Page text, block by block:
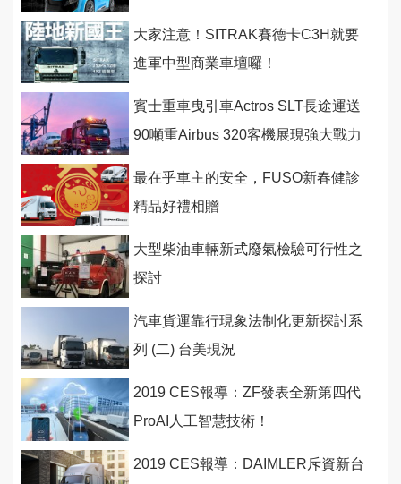
大家注意！SITRAK賽德卡C3H就要
進軍中型商業車壇囉！
賓士重車曳引車Actros SLT長途運送
90噸重Airbus 320客機展現強大戰力
最在乎車主的安全，FUSO新春健診
精品好禮相贈
大型柴油車輛新式廢氣檢驗可行性之
探討
汽車貨運靠行現象法制化更新探討系
列 (二) 台美現況
2019 CES報導：ZF發表全新第四代
ProAI人工智慧技術！
2019 CES報導：DAIMLER斥資新台